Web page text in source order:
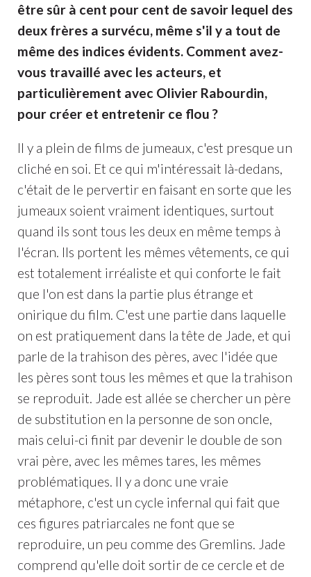
être sûr à cent pour cent de savoir lequel des
deux frères a survécu, même s'il y a tout de
même des indices évidents. Comment avez-
vous travaillé avec les acteurs, et
particulièrement avec Olivier Rabourdin,
pour créer et entretenir ce flou ?
Il y a plein de films de jumeaux, c'est presque un
cliché en soi. Et ce qui m'intéressait là-dedans,
c'était de le pervertir en faisant en sorte que les
jumeaux soient vraiment identiques, surtout
quand ils sont tous les deux en même temps à
l'écran. Ils portent les mêmes vêtements, ce qui
est totalement irréaliste et qui conforte le fait
que l'on est dans la partie plus étrange et
onirique du film. C'est une partie dans laquelle
on est pratiquement dans la tête de Jade, et qui
parle de la trahison des pères, avec l'idée que
les pères sont tous les mêmes et que la trahison
se reproduit. Jade est allée se chercher un père
de substitution en la personne de son oncle,
mais celui-ci finit par devenir le double de son
vrai père, avec les mêmes tares, les mêmes
problématiques. Il y a donc une vraie
métaphore, c'est un cycle infernal qui fait que
ces figures patriarcales ne font que se
reproduire, un peu comme des Gremlins. Jade
comprend qu'elle doit sortir de ce cercle et de